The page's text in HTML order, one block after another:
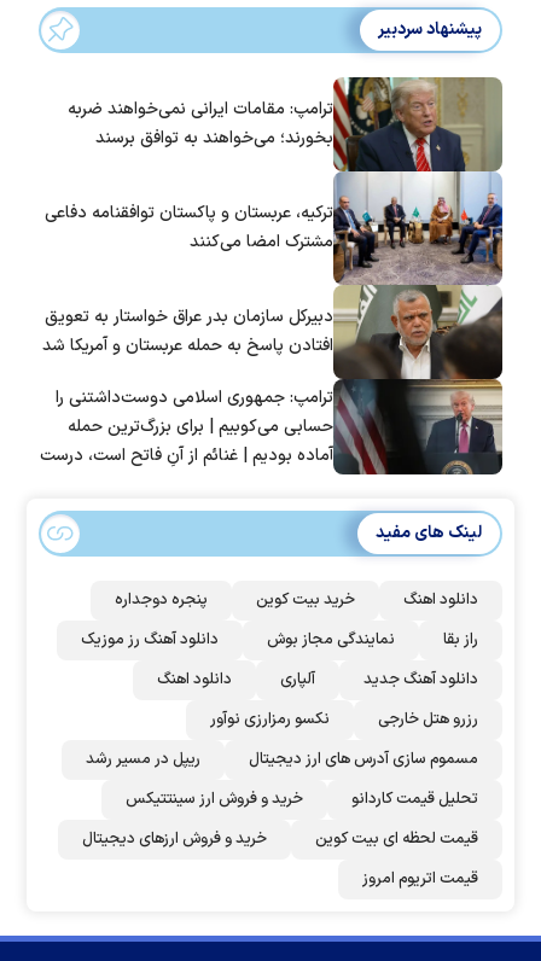
پیشنهاد سردبیر
ترامپ: مقامات ایرانی نمی‌خواهند ضربه
بخورند؛ می‌خواهند به توافق برسند
ترکیه، عربستان و پاکستان توافقنامه دفاعی
مشترک امضا می‌کنند
دبیرکل سازمان بدر عراق خواستار به تعویق
افتادن پاسخ به حمله عربستان و آمریکا شد
ترامپ: جمهوری اسلامی دوست‌داشتنی را
حسابی می‌کوبیم | برای بزرگ‌ترین حمله
آماده بودیم | غنائم از آنِ فاتح است، درست
لینک های مفید
دانلود اهنگ خرید بیت کوین
پنجره دوجداره
راز بقا
نمایندگی مجاز بوش
دانلود آهنگ رز‌ موزیک
دانلود آهنگ جدید
آلپاری
دانلود اهنگ
رزرو هتل خارجی
نکسو رمزارزی نوآور
مسموم سازی آدرس های ارز دیجیتال
ریپل در مسیر رشد
تحلیل قیمت کاردانو
خرید و فروش ارز سینتتیکس
قیمت لحظه ای بیت کوین
خرید و فروش ارزهای دیجیتال
قیمت اتریوم امروز